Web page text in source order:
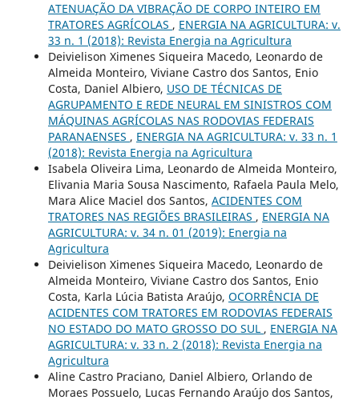
ATENUAÇÃO DA VIBRAÇÃO DE CORPO INTEIRO EM
TRATORES AGRÍCOLAS , ENERGIA NA AGRICULTURA: v.
33 n. 1 (2018): Revista Energia na Agricultura
Deivielison Ximenes Siqueira Macedo, Leonardo de
Almeida Monteiro, Viviane Castro dos Santos, Enio
Costa, Daniel Albiero, USO DE TÉCNICAS DE
AGRUPAMENTO E REDE NEURAL EM SINISTROS COM
MÁQUINAS AGRÍCOLAS NAS RODOVIAS FEDERAIS
PARANAENSES , ENERGIA NA AGRICULTURA: v. 33 n. 1
(2018): Revista Energia na Agricultura
Isabela Oliveira Lima, Leonardo de Almeida Monteiro,
Elivania Maria Sousa Nascimento, Rafaela Paula Melo,
Mara Alice Maciel dos Santos, ACIDENTES COM
TRATORES NAS REGIÕES BRASILEIRAS , ENERGIA NA
AGRICULTURA: v. 34 n. 01 (2019): Energia na
Agricultura
Deivielison Ximenes Siqueira Macedo, Leonardo de
Almeida Monteiro, Viviane Castro dos Santos, Enio
Costa, Karla Lúcia Batista Araújo, OCORRÊNCIA DE
ACIDENTES COM TRATORES EM RODOVIAS FEDERAIS
NO ESTADO DO MATO GROSSO DO SUL , ENERGIA NA
AGRICULTURA: v. 33 n. 2 (2018): Revista Energia na
Agricultura
Aline Castro Praciano, Daniel Albiero, Orlando de
Moraes Possuelo, Lucas Fernando Araújo dos Santos,